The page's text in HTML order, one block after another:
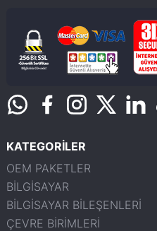
KATEGORİLER
OEM PAKETLER
BİLGİSAYAR
BİLGİSAYAR BİLEŞENLERİ
ÇEVRE BİRİMLERİ